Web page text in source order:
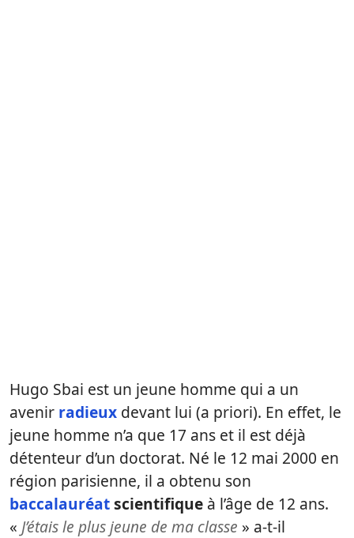
Hugo Sbai est un jeune homme qui a un
avenir radieux devant lui (a priori). En effet, le
jeune homme n’a que 17 ans et il est déjà
détenteur d’un doctorat. Né le 12 mai 2000 en
région parisienne, il a obtenu son
baccalauréatscientifique à l’âge de 12 ans.
« J’étais le plus jeune de ma classe » a-t-il